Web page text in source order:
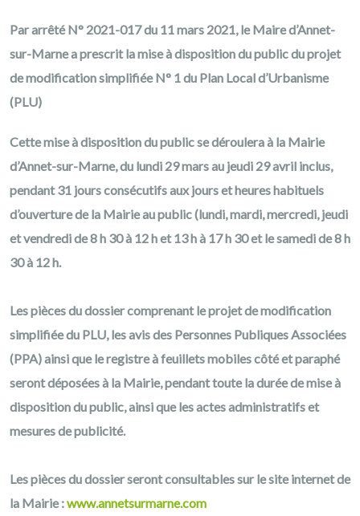
Par arrêté N° 2021-017 du 11 mars 2021, le Maire d’Annet-
sur-Marne a prescrit la mise à disposition du public du projet
de modification simplifiée N° 1 du Plan Local d’Urbanisme
(PLU)
Cette mise à disposition du public se déroulera à la Mairie
d’Annet-sur-Marne, du lundi 29 mars au jeudi 29 avril inclus,
pendant 31 jours consécutifs aux jours et heures habituels
d’ouverture de la Mairie au public (lundi, mardi, mercredi, jeudi
et vendredi de 8 h 30 à 12 h et 13 h à 17 h 30 et le samedi de 8 h
30 à 12 h.
Les pièces du dossier comprenant le projet de modification
simplifiée du PLU, les avis des Personnes Publiques Associées
(PPA) ainsi que le registre à feuillets mobiles côté et paraphé
seront déposées à la Mairie, pendant toute la durée de mise à
disposition du public, ainsi que les actes administratifs et
mesures de publicité.
Les pièces du dossier seront consultables sur le site internet de
la Mairie :www.annetsurmarne.com